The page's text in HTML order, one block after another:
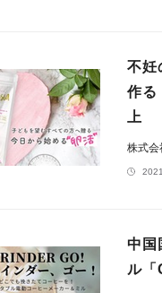
不妊
作る
上
株式会
中国
ル「